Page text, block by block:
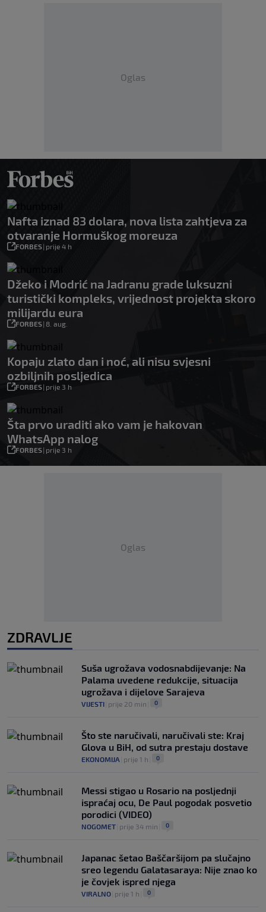
Oglas
Nafta iznad 83 dolara, nova lista zahtjeva za
otvaranje Hormuškog moreuza
FORBES| prije 4 h
Džeko i Modrić na Jadranu grade luksuzni
turistički kompleks, vrijednost projekta skoro
milijardu eura
FORBES| 8. aug.
Kopaju zlato dan i noć, ali nisu svjesni
ozbiljnih posljedica
FORBES| prije 3 h
Šta prvo uraditi ako vam je hakovan
WhatsApp nalog
FORBES| prije 3 h
Oglas
ZDRAVLJE
Suša ugrožava vodosnabdijevanje: Na
Palama uvedene redukcije, situacija
ugrožava i dijelove Sarajeva
VIJESTI prije 20 min 0
Što ste naručivali, naručivali ste: Kraj
Glova u BiH, od sutra prestaju dostave
EKONOMIJA prije 1 h 0
Messi stigao u Rosario na posljednji
ispraćaj ocu, De Paul pogodak posvetio
porodici (VIDEO)
NOGOMET prije 34 min 0
Japanac šetao Baščaršijom pa slučajno
sreo legendu Galatasaraya: Nije znao ko
je čovjek ispred njega
VIRALNO prije 1 h 0